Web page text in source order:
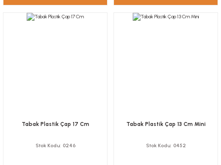
Tabak Plastik Çap 17 Cm
Stok Kodu 0246
Tabak Plastik Çap 13 Cm Mini
Stok Kodu 0452